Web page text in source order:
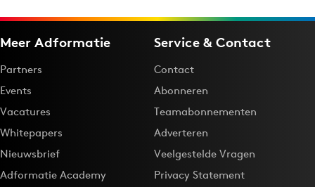
Meer Adformatie
Partners
Events
Vacatures
Whitepapers
Nieuwsbrief
Adformatie Academy
Service & Contact
Contact
Abonneren
Teamabonnementen
Adverteren
Veelgestelde Vragen
Privacy Statement